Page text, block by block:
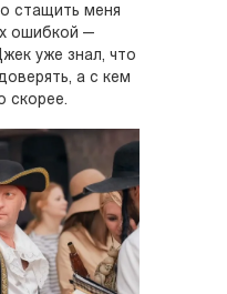
стащить меня
ошибкой —
уже знал, что
а с кем
скорее.